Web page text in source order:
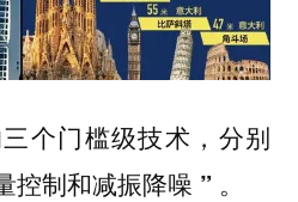
个门槛级技术，分别
制和减振降噪 ” 。